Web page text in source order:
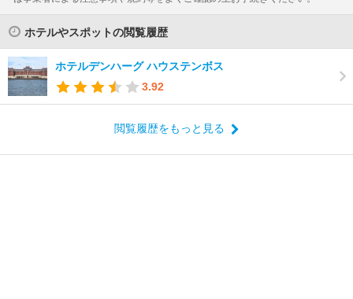
ホテルやスポットの閲覧履歴
ホテルデンハーグ ハウステンボス
3.92
閲覧履歴をもっと見る